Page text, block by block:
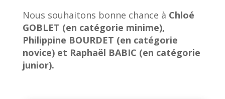
Nous souhaitons bonne chance à Chloé
GOBLET (en catégorie minime),
Philippine BOURDET (en catégorie
novice) et Raphaël BABIC (en catégorie
junior).